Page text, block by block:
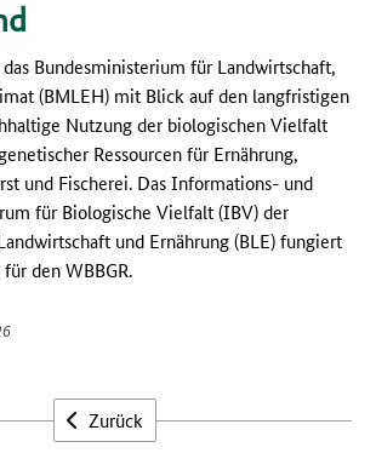
Bundesministerium für Landwirtschaft,
(BMLEH) mit Blick auf den langfristigen
Nutzung der biologischen Vielfalt
Ressourcen für Ernährung,
und Fischerei. Das Informations- und
für Biologische Vielfalt (IBV) der
und Ernährung (BLE) fungiert
den WBBGR.
Zurück